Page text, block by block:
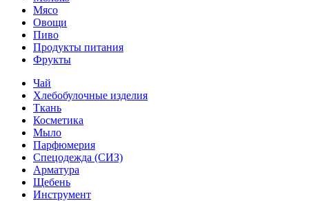
Мясо
Овощи
Пиво
Продукты питания
Фрукты
Чай
Хлебобулочные изделия
Ткань
Косметика
Мыло
Парфюмерия
Спецодежда (СИЗ)
Арматура
Щебень
Инструмент